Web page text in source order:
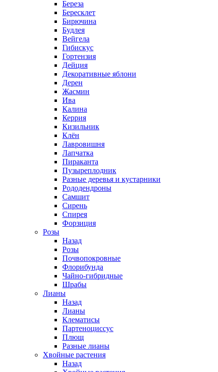
Береза
Бересклет
Бирючина
Будлея
Вейгела
Гибискус
Гортензия
Дейция
Декоративные яблони
Дерен
Жасмин
Ива
Калина
Керрия
Кизильник
Клён
Лавровишня
Лапчатка
Пираканта
Пузыреплодник
Разные деревья и кустарники
Рододендроны
Самшит
Сирень
Спирея
Форзиция
Розы
Назад
Розы
Почвопокровные
Флорибунда
Чайно-гибридные
Шрабы
Лианы
Назад
Лианы
Клематисы
Партеноциссус
Плющ
Разные лианы
Хвойные растения
Назад